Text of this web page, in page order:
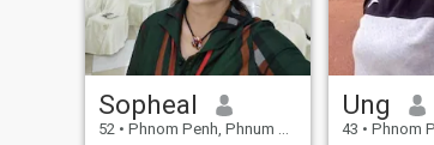
Sopheal
52 • Phnom Penh, Phnum Pénh, Cambodge
Ung
43 • Phnom Penh,